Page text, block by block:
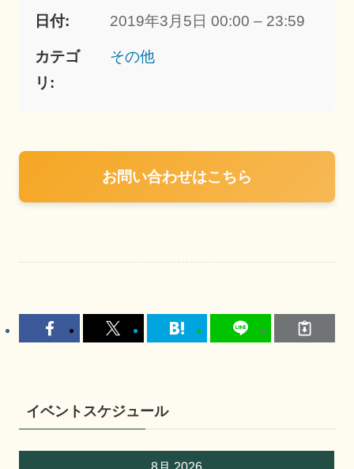
日付: 2019年3月5日 00:00 – 23:59
カテゴ
リ:
その他
お問い合わせはこちら
イベントスケジュール